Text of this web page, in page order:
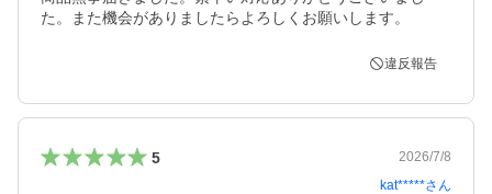
た。また機会がありましたらよろしくお願いします。
違反報告
5
2026/7/8
kat*****さん